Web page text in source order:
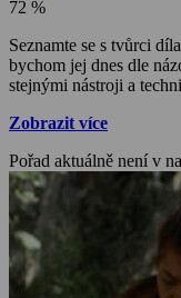
72 %
Seznamte se s tvůrci
bychom jej dnes dle
stejnými nástroji a
Zobrazit více
Pořad aktuálně není v